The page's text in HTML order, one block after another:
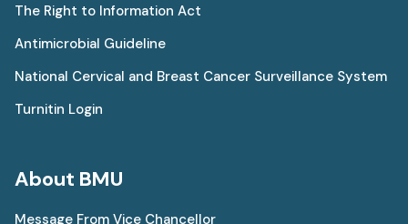
The Right to Information Act
Antimicrobial Guideline
National Cervical and Breast Cancer Surveillance System
Turnitin Login
About BMU
Message From Vice Chancellor